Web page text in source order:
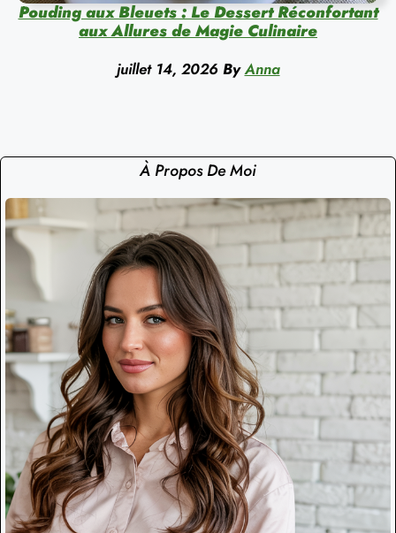
Pouding aux Bleuets : Le Dessert Réconfortant
aux Allures de Magie Culinaire
juillet 14, 2026 By Anna
À Propos De Moi